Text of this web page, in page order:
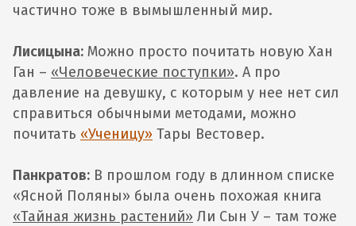
частично тоже в вымышленный мир.
Лисицына: Можно просто почитать новую Хан
Ган – «Человеческие поступки». А про
давление на девушку, с которым у нее нет сил
справиться обычными методами, можно
почитать «Ученицу» Тары Вестовер.
Панкратов: В прошлом году в длинном списке
«Ясной Поляны» была очень похожая книга
«Тайная жизнь растений» Ли Сын У – там тоже